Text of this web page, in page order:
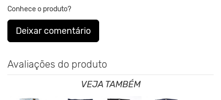
Clique aqui Para saber mais sobre a manutenção de suas
roupas.
Nos Produtos da King55 não se utilizam nenhum material de
origem Animal. Além disso, Sustentabilidade é algo que está no
Conhece o produto?
Deixar comentário
Avaliações do produto
VEJA TAMBÉM